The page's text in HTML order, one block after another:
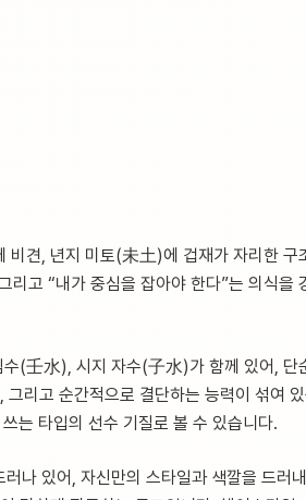
견, 년지 미토(未土)에 겁재가 자리한 구
리고 “내가 중심을 잡아야 한다”는 의식을
(壬水), 시지 자수(子水)가 함께 있어, 단
그리고 순간적으로 결단하는 능력이 섞여
는 타입의 선수 기질로 볼 수 있습니다.
나 있어, 자신만의 스타일과 색깔을 드러